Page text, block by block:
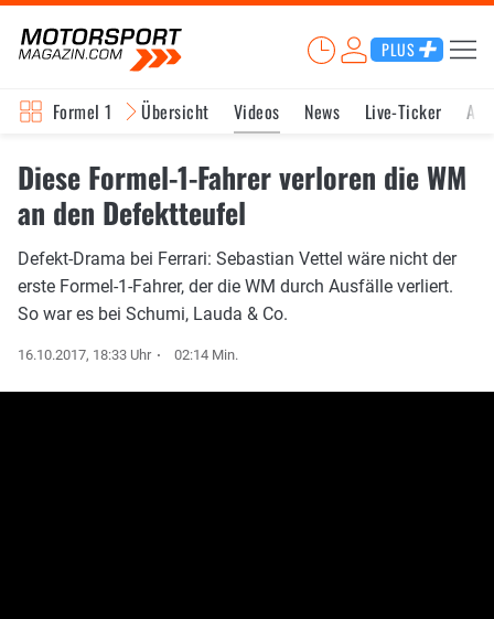
PLUS
Formel 1 Übersicht Videos News Live-Ticker
Diese Formel-1-Fahrer verloren die WM
an den Defektteufel
Defekt-Drama bei Ferrari: Sebastian Vettel wäre nicht der
erste Formel-1-Fahrer, der die WM durch Ausfälle verliert.
So war es bei Schumi, Lauda & Co.
16.10.2017, 18:33 Uhr 02:14 Min.